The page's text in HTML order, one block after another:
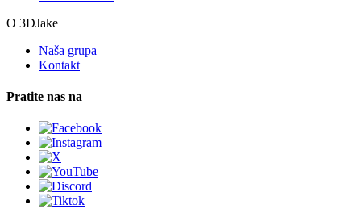
O 3DJake
Naša grupa
Kontakt
Pratite nas na